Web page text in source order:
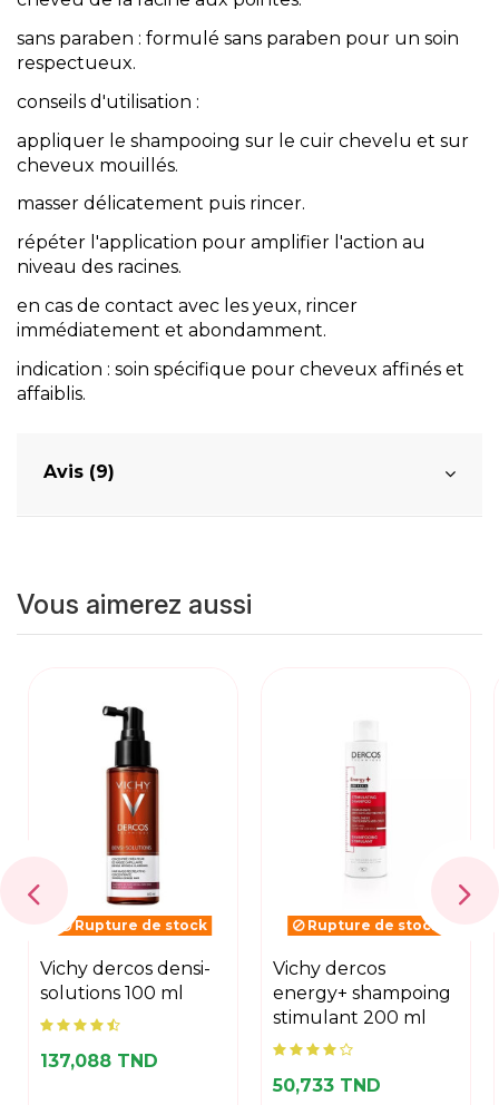
sans paraben : formulé sans paraben pour un soin
respectueux.
conseils d'utilisation :
appliquer le shampooing sur le cuir chevelu et sur
cheveux mouillés.
masser délicatement puis rincer.
répéter l'application pour amplifier l'action au
niveau des racines.
en cas de contact avec les yeux, rincer
immédiatement et abondamment.
indication : soin spécifique pour cheveux affinés et
affaiblis.
Avis (9)
Vous aimerez aussi
Rupture de stock
vichy dercos densi-
solutions 100 ml
137,088 TND
Rupture de stock
vichy dercos
energy+ shampoing
stimulant 200 ml
50,733 TND